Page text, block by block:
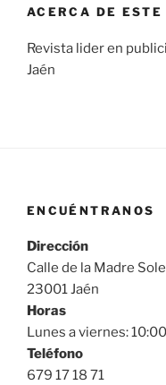
ACERCA DE ESTE
Revista lider en
Jaén
ENCUÉNTRANOS
Dirección
Calle de la Madre
23001 Jaén
Horas
Lunes a viernes:
Teléfono
679 17 18 71